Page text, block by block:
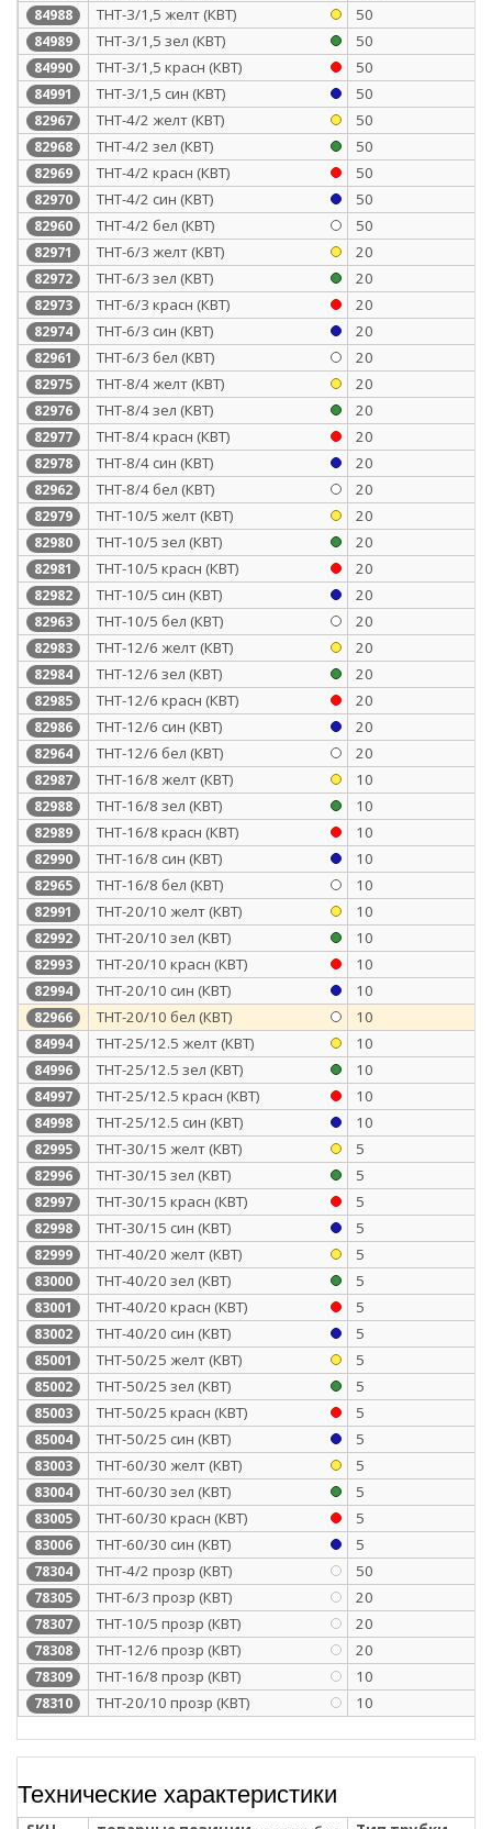
84988 ТНТ-3/1,5 желт (КВТ) 50
84989 ТНТ-3/1,5 зел (КВТ) 50
84990 ТНТ-3/1,5 красн (КВТ) 50
84991 ТНТ-3/1,5 син (КВТ) 50
82967 ТНТ-4/2 желт (КВТ) 50
82968 ТНТ-4/2 зел (КВТ) 50
82969 ТНТ-4/2 красн (КВТ) 50
82970 ТНТ-4/2 син (КВТ) 50
82960 ТНТ-4/2 бел (КВТ) 50
82971 ТНТ-6/3 желт (КВТ) 20
82972 ТНТ-6/3 зел (КВТ) 20
82973 ТНТ-6/3 красн (КВТ) 20
82974 ТНТ-6/3 син (КВТ) 20
82961 ТНТ-6/3 бел (КВТ) 20
82975 ТНТ-8/4 желт (КВТ) 20
82976 ТНТ-8/4 зел (КВТ) 20
82977 ТНТ-8/4 красн (КВТ) 20
82978 ТНТ-8/4 син (КВТ) 20
82962 ТНТ-8/4 бел (КВТ) 20
82979 ТНТ-10/5 желт (КВТ) 20
82980 ТНТ-10/5 зел (КВТ) 20
82981 ТНТ-10/5 красн (КВТ) 20
82982 ТНТ-10/5 син (КВТ) 20
82963 ТНТ-10/5 бел (КВТ) 20
82983 ТНТ-12/6 желт (КВТ) 20
82984 ТНТ-12/6 зел (КВТ) 20
82985 ТНТ-12/6 красн (КВТ) 20
82986 ТНТ-12/6 син (КВТ) 20
82964 ТНТ-12/6 бел (КВТ) 20
82987 ТНТ-16/8 желт (КВТ) 10
82988 ТНТ-16/8 зел (КВТ) 10
82989 ТНТ-16/8 красн (КВТ) 10
82990 ТНТ-16/8 син (КВТ) 10
82965 ТНТ-16/8 бел (КВТ) 10
82991 ТНТ-20/10 желт (КВТ) 10
82992 ТНТ-20/10 зел (КВТ) 10
82993 ТНТ-20/10 красн (КВТ) 10
82994 ТНТ-20/10 син (КВТ) 10
82966 ТНТ-20/10 бел (КВТ) 10
84994 ТНТ-25/12.5 желт (КВТ) 10
84996 ТНТ-25/12.5 зел (КВТ) 10
84997 ТНТ-25/12.5 красн (КВТ) 10
84998 ТНТ-25/12.5 син (КВТ) 10
82995 ТНТ-30/15 желт (КВТ) 5
82996 ТНТ-30/15 зел (КВТ) 5
82997 ТНТ-30/15 красн (КВТ) 5
82998 ТНТ-30/15 син (КВТ) 5
82999 ТНТ-40/20 желт (КВТ) 5
83000 ТНТ-40/20 зел (КВТ) 5
83001 ТНТ-40/20 красн (КВТ) 5
83002 ТНТ-40/20 син (КВТ) 5
85001 ТНТ-50/25 желт (КВТ) 5
85002 ТНТ-50/25 зел (КВТ) 5
85003 ТНТ-50/25 красн (КВТ) 5
85004 ТНТ-50/25 син (КВТ) 5
83003 ТНТ-60/30 желт (КВТ) 5
83004 ТНТ-60/30 зел (КВТ) 5
83005 ТНТ-60/30 красн (КВТ) 5
83006 ТНТ-60/30 син (КВТ) 5
78304 ТНТ-4/2 прозр (КВТ) 50
78305 ТНТ-6/3 прозр (КВТ) 20
78307 ТНТ-10/5 прозр (КВТ) 20
78308 ТНТ-12/6 прозр (КВТ) 20
78309 ТНТ-16/8 прозр (КВТ) 10
78310 ТНТ-20/10 прозр (КВТ) 10
Технические характеристики